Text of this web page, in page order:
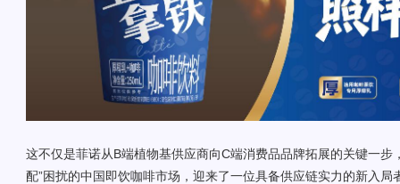
这不仅是菲诺从B端植物基供应商向C端消费品品牌拓展的关键一步
配”困扰的中国即饮咖啡市场，迎来了一位具备供应链实力的新入局